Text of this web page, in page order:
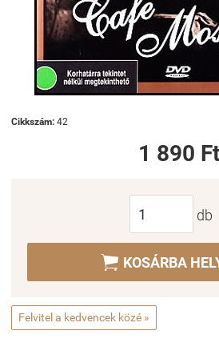
Cikkszám: 42
1 890 Ft
db
 KOSÁRBA
Felvitel a kedvencek közé »